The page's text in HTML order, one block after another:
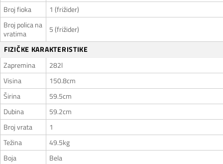
Broj fioka
1 (frižider)
Broj polica na
vratima
5 (frižider)
FIZIČKE KARAKTERISTIKE
Zapremina
282l
Visina
150.8cm
Širina
59.5cm
Dubina
59.2cm
Broj vrata
1
Težina
49.5kg
Boja
Bela